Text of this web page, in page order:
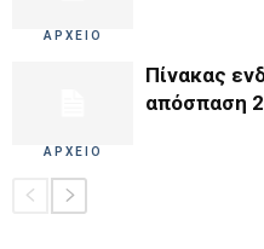
ΑΡΧΕΙΟ
ΑΡΧΕΙΟ
Πίνακας
απόσπαση